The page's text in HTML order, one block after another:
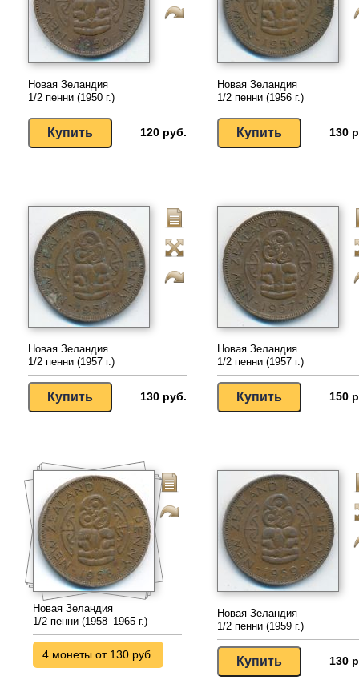
Новая Зеландия
1/2 пенни (1950 г.)
120 руб.
Новая Зеландия
1/2 пенни (1956 г.)
130
Новая Зеландия
1/2 пенни (1957 г.)
130 руб.
Новая Зеландия
1/2 пенни (1957 г.)
150
Новая Зеландия
1/2 пенни (1958–1965 г.)
4 монеты от 130 руб.
Новая Зеландия
1/2 пенни (1959 г.)
130